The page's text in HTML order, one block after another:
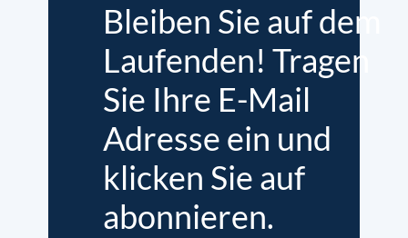
Bleiben Sie auf dem
Laufenden! Tragen
Sie Ihre E-Mail
Adresse ein und
klicken Sie auf
abonnieren.